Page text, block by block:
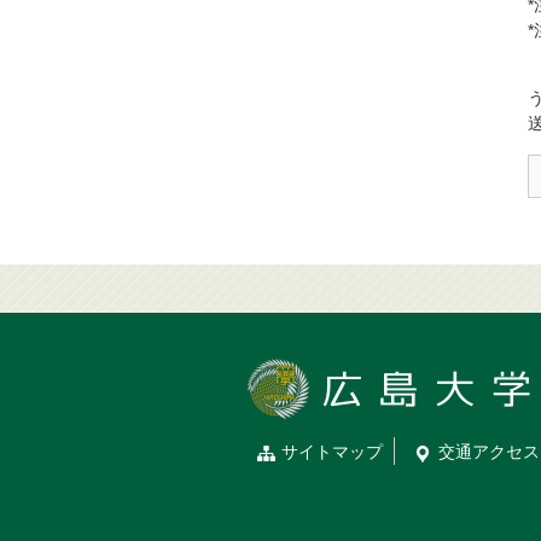
*
*
サイトマップ 交通アクセス